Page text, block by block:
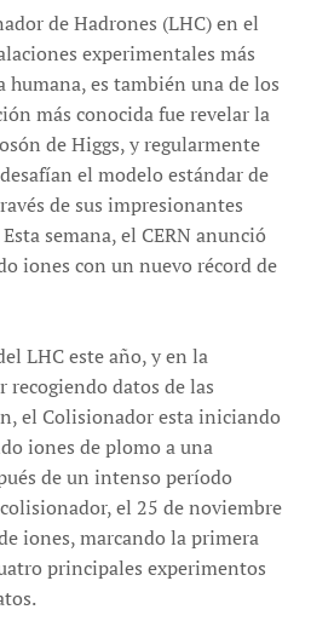
de Hadrones (LHC) en el
experimentales más
es también una de los
más conocida fue revelar la
de Higgs, y regularmente
el modelo estándar de
de sus impresionantes
semana, el CERN anunció
iones con un nuevo récord de
LHC este año, y en la
datos de las
el Colisionador esta iniciando
iones de plomo a una
de un intenso período
el 25 de noviembre
iones, marcando la primera
principales experimentos